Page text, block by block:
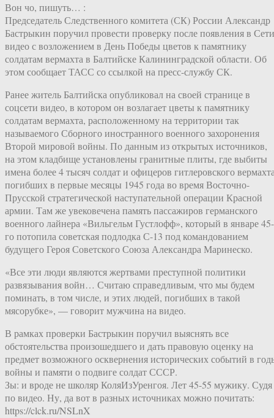
Вон чо, пишуть… :
Председатель Следственного комитета (СК) России Александр
Бастрыкин поручил провести проверку после появления в Сети
видео с возложением в День Победы цветов к памятнику
солдатам вермахта в Балтийске Калининградской области. Об
этом сообщает ТАСС со ссылкой на пресс-службу СК.
Ранее житель Балтийска опубликовал на своей странице в
соцсети видео, в котором он возлагает цветы к памятнику
солдатам вермахта, расположенному на территории так
называемого Сборного иностранного военного захоронения
Второй мировой войны. По данным из открытых источников,
на этом кладбище установлены гранитные плиты, где выбиты
имена более 4 тысяч солдат и офицеров гитлеровского
погибших в первые месяцы 1945 года во время Восточно-
Прусской стратегической наступательной операции Красной
армии. Там же увековечена память пассажиров германского
военного лайнера «Вильгельм Густлофф», который в январе 45-
го потопила советская подлодка С-13 под командованием
будущего Героя Советского Союза Александра Маринеско.
«Все эти люди являются жертвами преступной политики
развязывания войн… Считаю справедливым, что мы будем
поминать, в том числе, и этих людей, погибших в такой
мясорубке», — говорит мужчина на видео.
В рамках проверки Бастрыкин поручил выяснять все
обстоятельства произошедшего и дать правовую оценку на
предмет возможного осквернения исторических событий в
войны и памяти о подвиге солдат СССР.
Зы: и вроде не школяр КоляИзУренгоя. Лет 45-55 мужику. Судя
по видео. Ну, да вот в разных источниках можно почитать:
https://clck.ru/NSLnX